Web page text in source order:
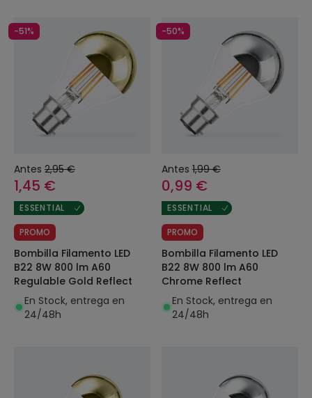
-51%
Antes 2,95 €
1,45 €
ESSENTIAL
PROMO
Bombilla Filamento LED
B22 8W 800 lm A60
Regulable Gold Reflect
En Stock, entrega en
24/48h
-50%
Antes 1,99 €
0,99 €
ESSENTIAL
PROMO
Bombilla Filamento LED
B22 8W 800 lm A60
Chrome Reflect
En Stock, entrega en
24/48h